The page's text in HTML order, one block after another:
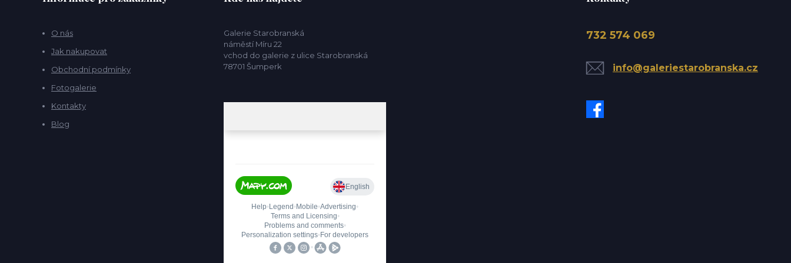
O nás
Jak nakupovat
Obchodní podmínky
Fotogalerie
Kontakty
Blog
Galerie Starobranská
náměstí Míru 22
vchod do galerie z ulice Starobranská
78701 Šumperk
732 574 069
info@galeriestarobranska.cz